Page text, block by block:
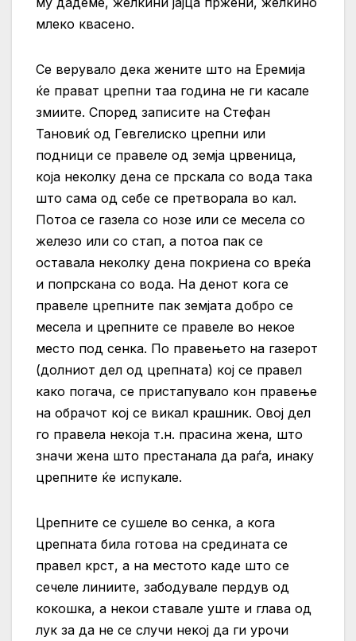
млеко квасено.
Се верувало дека жените што на Еремија
ќе прават црепни таа година не ги касале
змиите. Според записите на Стефан
Тановиќ од Гевгелиско црепни или
подници се правеле од земја црвеница,
која неколку дена се прскала со вода така
што сама од себе се претворала во кал.
Потоа се газела со нозе или се месела со
железо или со стап, а потоа пак се
оставала неколку дена покриена со вреќа
и попрскана со вода. На денот кога се
правеле црепните пак земјата добро се
месела и црепните се правеле во некое
место под сенка. По правењето на газерот
(долниот дел од црепната) кој се правел
како погача, се пристапувало кон правење
на обрачот кој се викал крашник. Овој дел
го правела некоја т.н. прасина жена, што
значи жена што престанала да раѓа, инаку
црепните ќе испукале.
Црепните се сушеле во сенка, а кога
црепната била готова на средината се
правел крст, а на местото каде што се
сечеле линиите, забодувале пердув од
кокошка, а некои ставале уште и глава од
лук за да не се случи некој да ги урочи